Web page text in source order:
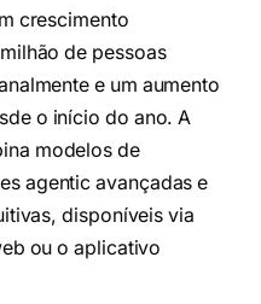
crescimento
de pessoas
e um aumento
o início do ano. A
modelos de
agentic avançadas e
disponíveis via
ou o aplicativo